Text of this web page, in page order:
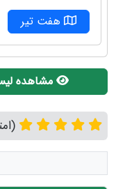
هفت تیر
مشاهده
(امتیاز